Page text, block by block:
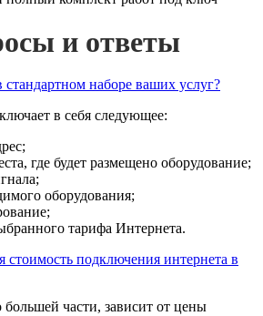
и ответы
стандартном наборе ваших услуг?
в себя следующее:
где будет размещено оборудование;
оборудования;
тарифа Интернета.
стоимость подключения интернета в
большей части, зависит от цены